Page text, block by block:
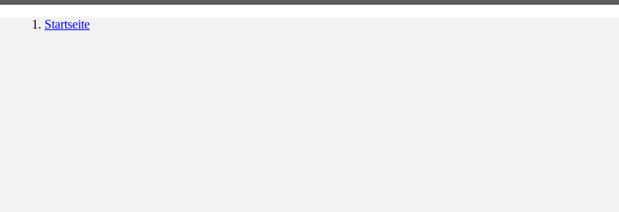
Startseite